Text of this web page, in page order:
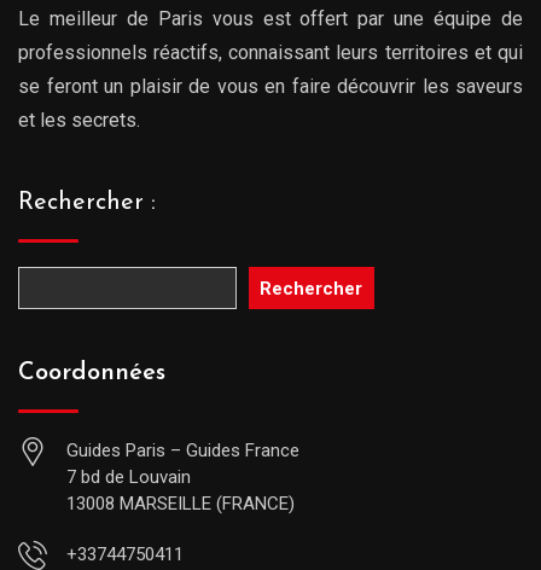
Le meilleur de Paris vous est offert par une équipe de
professionnels réactifs, connaissant leurs territoires et qui
se feront un plaisir de vous en faire découvrir les saveurs
et les secrets.
Rechercher :
Rechercher
Coordonnées
Guides Paris – Guides France
7 bd de Louvain
13008 MARSEILLE (FRANCE)
+33744750411